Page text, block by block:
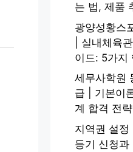
는 법, 제품
광양성황스
| 실내체육
이드: 5가지
세무사학원
급 | 기본이
계 합격 전략
지역권 설
등기 신청